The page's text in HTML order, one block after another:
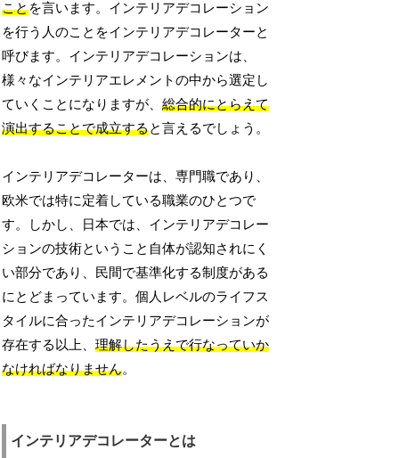
ことを言います。インテリアデコレーション
を行う人のことをインテリアデコレーターと
呼びます。インテリアデコレーションは、
様々なインテリアエレメントの中から選定し
ていくことになりますが、総合的にとらえて
演出することで成立すると言えるでしょう。
インテリアデコレーターは、専門職であり、
欧米では特に定着している職業のひとつで
す。しかし、日本では、インテリアデコレー
ションの技術ということ自体が認知されにく
い部分であり、民間で基準化する制度がある
にとどまっています。個人レベルのライフス
タイルに合ったインテリアデコレーションが
存在する以上、理解したうえで行なっていか
なければなりません。
インテリアデコレーターとは